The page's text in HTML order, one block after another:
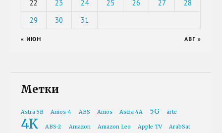
22
23 24 25 26 27
28
29
30 31
« ИЮН АВГ »
Метки
Astra 5B Amos-4 ABS Amos Astra 4A 5G arte
4K ABS-2 Amazon Amazon Leo Apple TV
ArabSat